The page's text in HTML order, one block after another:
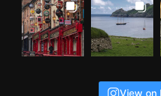
View on